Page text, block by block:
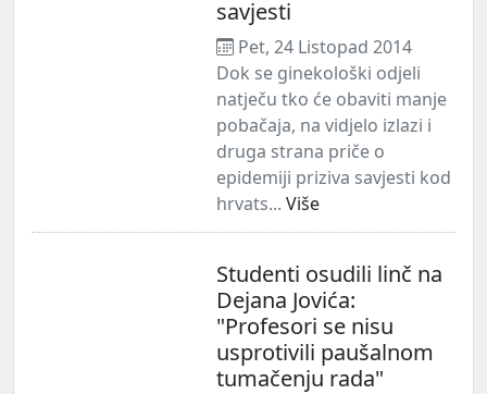
savjesti
Pet, 24 Listopad 2014
Dok se ginekološki odjeli
natječu tko će obaviti manje
pobačaja, na vidjelo izlazi i
druga strana priče o
epidemiji priziva savjesti kod
hrvats... Više
Studenti osudili linč na
Dejana Jovića:
"Profesori se nisu
usprotivili paušalnom
tumačenju rada"